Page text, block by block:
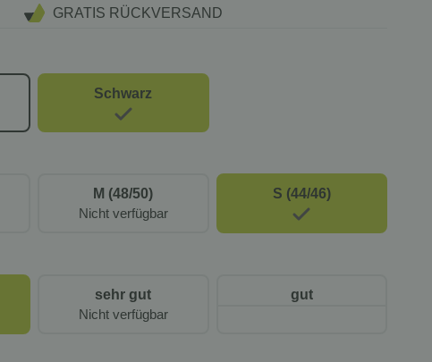
GRATIS RÜCKVERSAND
Schwarz
M (48/50)
Nicht verfügbar
S (44/46)
sehr gut
Nicht verfügbar
gut